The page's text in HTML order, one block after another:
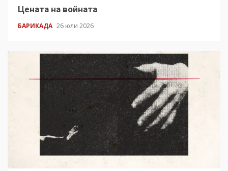
Цената на войната
БАРИКАДА 26 юли 2026